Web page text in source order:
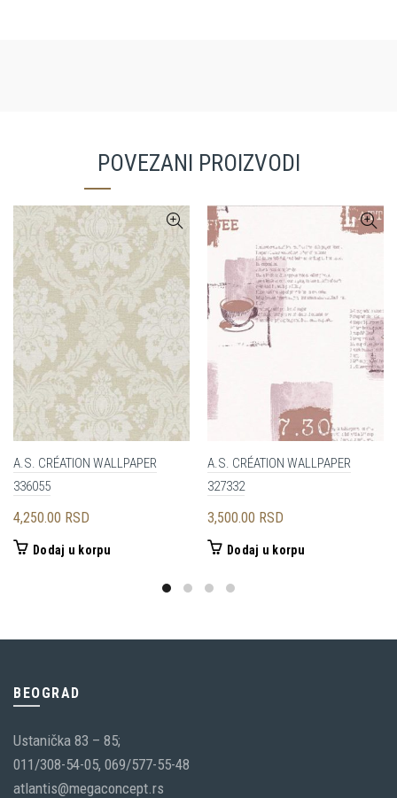
POVEZANI PROIZVODI
A.S. CRÉATION WALLPAPER
336055
4,250.00 RSD
Dodaj u korpu
A.S. CRÉATION WALLPAPER
327332
3,500.00 RSD
Dodaj u korpu
BEOGRAD
Ustanička 83 – 85;
011/308-54-05, 069/577-55-48
atlantis@megaconcept.rs